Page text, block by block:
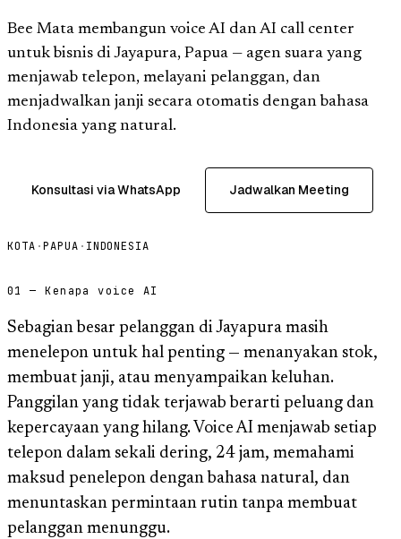
Bee Mata membangun voice AI dan AI call center
untuk bisnis di Jayapura, Papua — agen suara yang
menjawab telepon, melayani pelanggan, dan
menjadwalkan janji secara otomatis dengan bahasa
Indonesia yang natural.
Konsultasi via WhatsApp Jadwalkan Meeting
KOTA ·PAPUA · INDONESIA
01 — Kenapa voice AI
Sebagian besar pelanggan di Jayapura masih
menelepon untuk hal penting — menanyakan stok,
membuat janji, atau menyampaikan keluhan.
Panggilan yang tidak terjawab berarti peluang dan
kepercayaan yang hilang. Voice AI menjawab setiap
telepon dalam sekali dering, 24 jam, memahami
maksud penelepon dengan bahasa natural, dan
menuntaskan permintaan rutin tanpa membuat
pelanggan menunggu.